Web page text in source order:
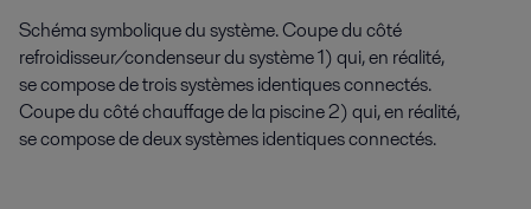
Schéma symbolique du système.Coupe du côté
refroidisseur/condenseur du système 1) qui, en réalité,
se compose de trois systèmes identiques connectés.
Coupe du côté chauffage de la piscine 2) qui, en réalité,
se compose de deux systèmes identiques connectés.